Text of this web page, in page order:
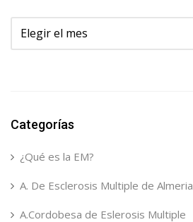
Archivos
Categorías
¿Qué es la EM?
A. De Esclerosis Multiple de Almeria
A.Cordobesa de Eslerosis Multiple